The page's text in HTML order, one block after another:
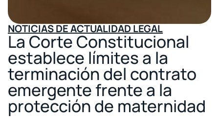
NOTICIAS DE ACTUALIDAD LEGAL
La Corte Constitucional
establece límites a la
terminación del contrato
emergente frente a la
protección de maternidad